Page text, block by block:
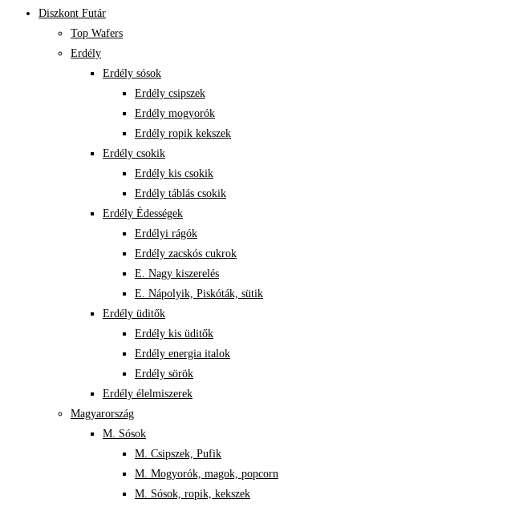
Diszkont Futár
Top Wafers
Erdély
Erdély sósok
Erdély csipszek
Erdély mogyorók
Erdély ropik kekszek
Erdély csokik
Erdély kis csokik
Erdély táblás csokik
Erdély Édességek
Erdélyi rágók
Erdély zacskós cukrok
E. Nagy kiszerelés
E. Nápolyik, Piskóták, sütik
Erdély üditők
Erdély kis üditők
Erdély energia italok
Erdély sörök
Erdély élelmiszerek
Magyarország
M. Sósok
M. Csipszek, Pufik
M. Mogyorók, magok, popcorn
M. Sósok, ropik, kekszek